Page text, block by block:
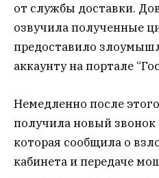
от службы доставки.
озвучила полученные
предоставило
аккаунту на портале
Немедленно после
получила новый звонок
которая сообщила о
кабинета и передаче